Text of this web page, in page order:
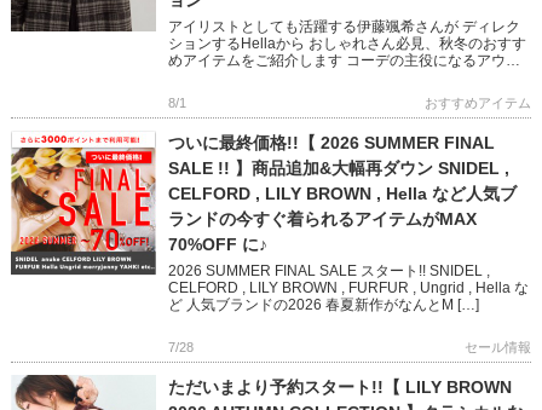
アイリストとしても活躍する伊藤颯希さんが ディレク
ションするHellaから おしゃれさん必見、秋冬のおすす
めアイテムをご紹介します コーデの主役になるアウタ
ライクと現代の […]
8/1 おすすめアイテム
ついに最終価格!!【 2026 SUMMER FINAL
SALE !! 】商品追加&大幅再ダウン SNIDEL ,
CELFORD , LILY BROWN , Hella など人気ブ
ランドの今すぐ着られるアイテムがMAX
70%OFF に♪
2026 SUMMER FINAL SALE スタート!! SNIDEL ,
CELFORD , LILY BROWN , FURFUR , Ungrid , Hella な
ど 人気ブランドの2026 春夏新作がなんとM […]
7/28 セール情報
ただいまより予約スタート!!【 LILY BROWN